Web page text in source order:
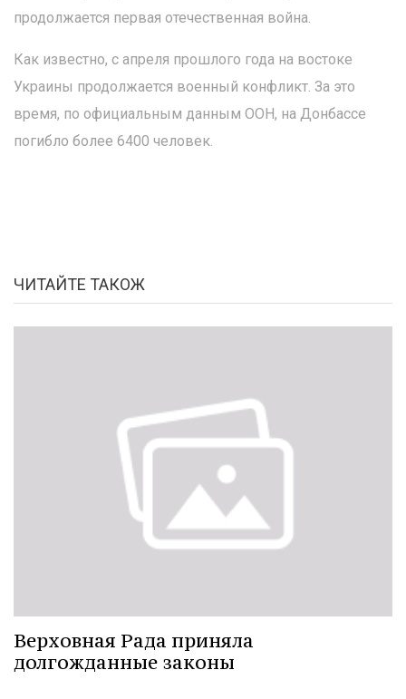
продолжается первая отечественная война.
Как известно, с апреля прошлого года на востоке
Украины продолжается военный конфликт. За это
время, по официальным данным ООН, на Донбассе
погибло более 6400 человек.
ЧИТАЙТЕ ТАКОЖ
Верховная Рада приняла
долгожданные законы